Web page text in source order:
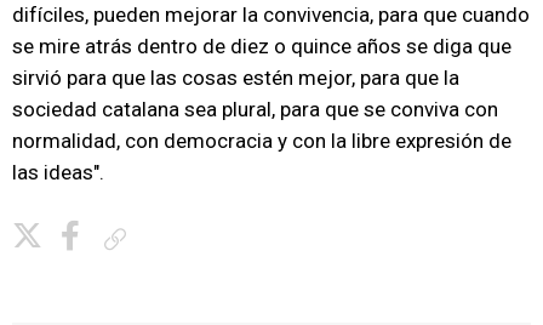
difíciles, pueden mejorar la convivencia, para que cuando
se mire atrás dentro de diez o quince años se diga que
sirvió para que las cosas estén mejor, para que la
sociedad catalana sea plural, para que se conviva con
normalidad, con democracia y con la libre expresión de
las ideas".